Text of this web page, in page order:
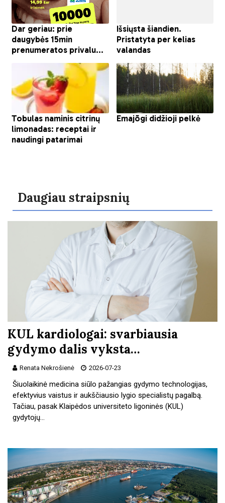
Daugiau straipsnių
KUL kardiologai: svarbiausia
gydymo dalis vyksta…
Renata Nekrošienė 2026-07-23
Šiuolaikinė medicina siūlo pažangias gydymo technologijas,
efektyvius vaistus ir aukščiausio lygio specialistų pagalbą.
Tačiau, pasak Klaipėdos universiteto ligoninės (KUL)
gydytojų…